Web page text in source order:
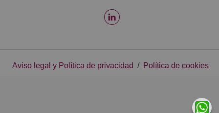
Aviso legal y Política de privacidad / Política de cookies